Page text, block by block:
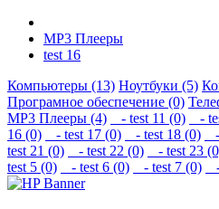
MP3 Плееры
test 16
Компьютеры (13) Ноутбуки (5)
Програмное обеспечение (0)
MP3 Плееры (4)
- test 11 (0) -
16 (0)
- test 17 (0) - test 18 (0) -
test 21 (0)
- test 22 (0) - test 23
test 5 (0)
- test 6 (0) - test 7 (0)